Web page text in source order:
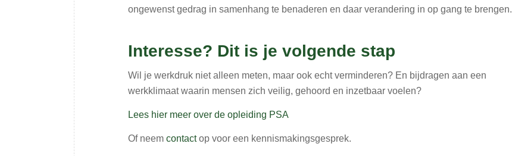
ongewenst gedrag in samenhang te benaderen en daar verandering in op gang te brengen.
Interesse? Dit is je volgende stap
Wil je werkdruk niet alleen meten, maar ook echt verminderen? En bijdragen aan een
werkklimaat waarin mensen zich veilig, gehoord en inzetbaar voelen?
Lees hier meer over de opleiding PSA
Of neem contactop voor een kennismakingsgesprek.